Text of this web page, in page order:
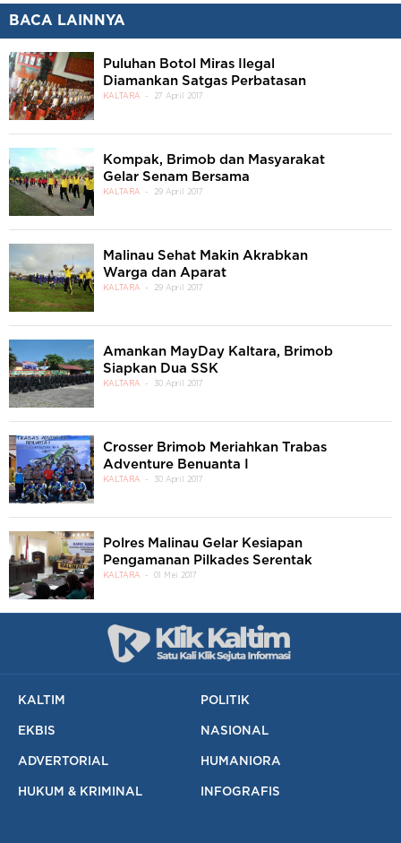
BACA LAINNYA
Puluhan Botol Miras Ilegal
Diamankan Satgas Perbatasan
KALTARA 27 April 2017
Kompak, Brimob dan Masyarakat
Gelar Senam Bersama
KALTARA 29 April 2017
Malinau Sehat Makin Akrabkan
Warga dan Aparat
KALTARA 29 April 2017
Amankan MayDay Kaltara, Brimob
Siapkan Dua SSK
KALTARA 30 April 2017
Crosser Brimob Meriahkan Trabas
Adventure Benuanta I
KALTARA 30 April 2017
Polres Malinau Gelar Kesiapan
Pengamanan Pilkades Serentak
KALTARA 01 Mei 2017
KALTIM POLITIK
EKBIS NASIONAL
ADVERTORIAL HUMANIORA
HUKUM & KRIMINAL INFOGRAFIS